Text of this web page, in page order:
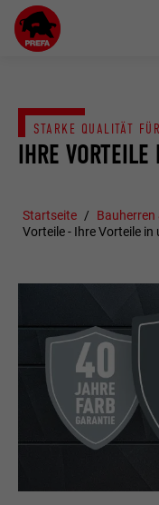
IHRE
STARKE QUALITÄT
Startseite
Bauherren
Vorteile - Ihre Vorteile